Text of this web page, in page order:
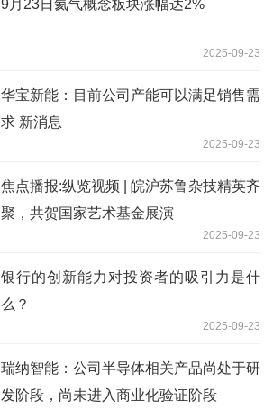
9月23日氦气概念板块涨幅达2%
2025-09-23
华宝新能：目前公司产能可以满足销售需
求 新消息
2025-09-23
焦点播报:纵览视频 | 皖沪苏鲁杂技精英齐
聚，共贺国家艺术基金展演
2025-09-23
银行的创新能力对投资者的吸引力是什
么？
2025-09-23
瑞纳智能：公司半导体相关产品尚处于研
发阶段，尚未进入商业化验证阶段